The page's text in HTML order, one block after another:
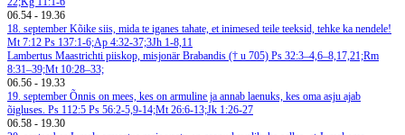
06.54 - 19.36
18. september Kõike siis, mida te iganes tahate, et inimesed teile teeksid, tehke ka nendele!
Mt 7:12 Ps 137:1-6;Ap 4:32-37;3Jh 1-8,11
Lambertus Maastrichti piiskop, misjonär Brabandis († u 705) Ps 32:3–4,6–8,17,21;Rm
8:31–39;Mt 10:28–33;
06.56 - 19.33
19. september Õnnis on mees, kes on armuline ja annab laenuks, kes oma asju ajab
õigluses. Ps 112:5 Ps 56:2-5,9-14;Mt 26:6-13;Jk 1:26-27
06.58 - 19.30